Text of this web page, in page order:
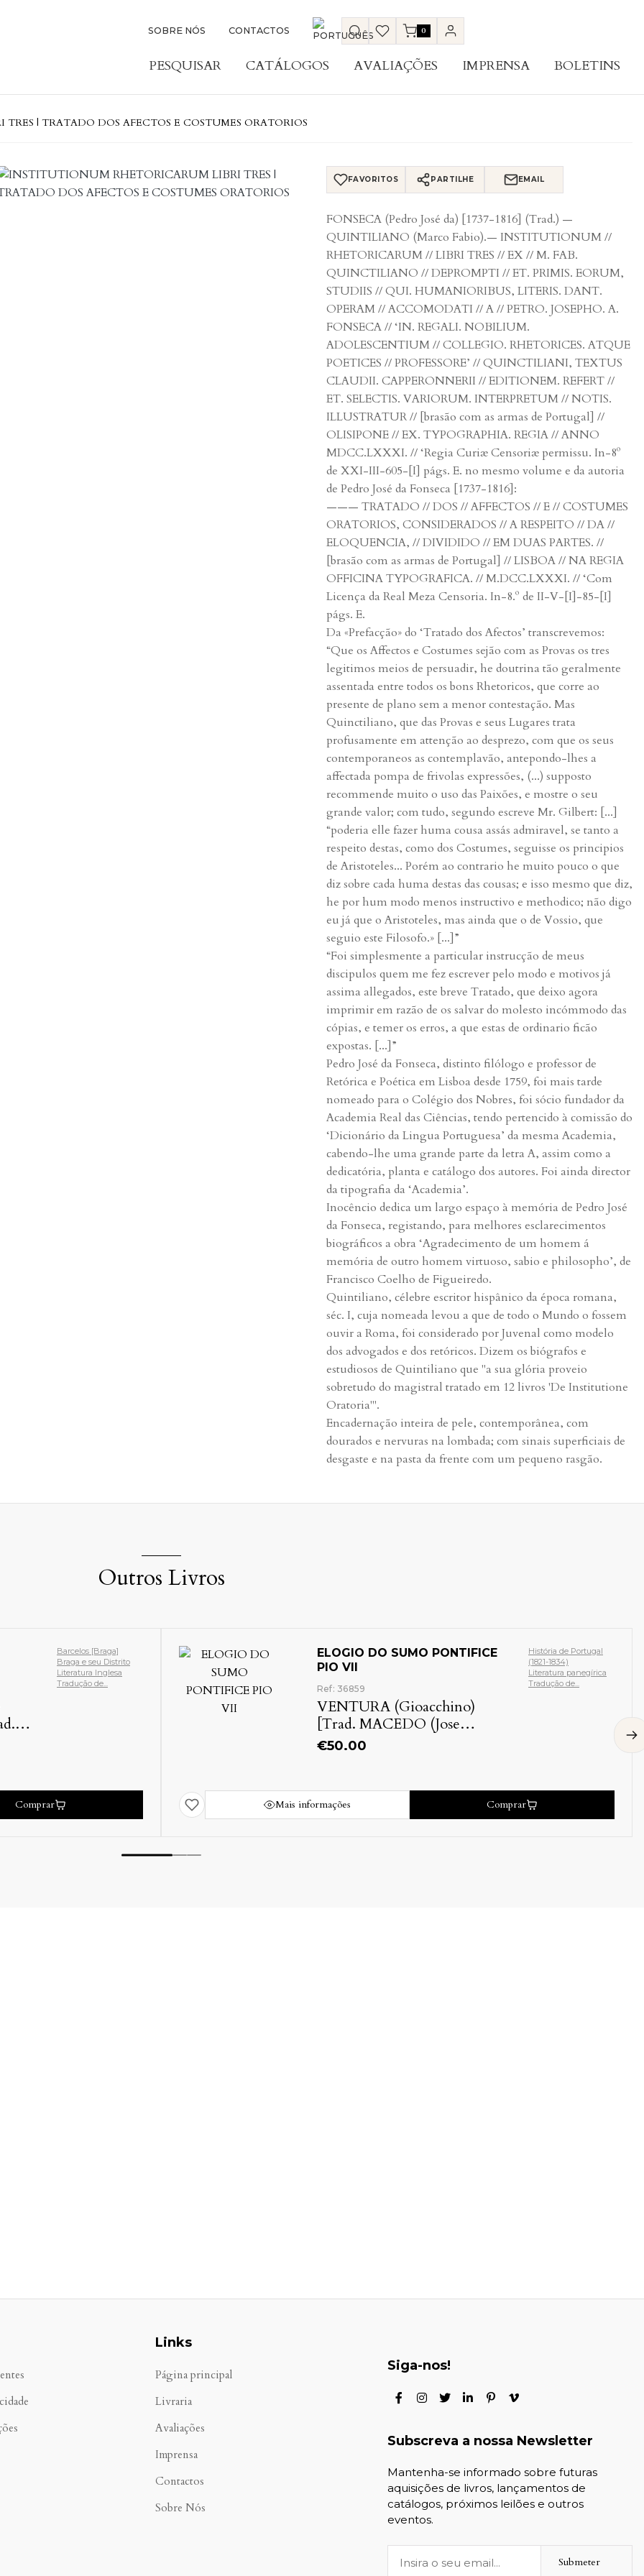
SOBRE NÓS CONTACTOS 0
PESQUISAR CATÁLOGOS AVALIAÇÕES IMPRENSA BOLETINS
| TRATADO DOS AFECTOS E COSTUMES ORATORIOS
FAVORITOS PARTILHE EMAIL
FONSECA (Pedro José da) [1737-1816] (Trad.) —
QUINTILIANO (Marco Fabio).— INSTITUTIONUM //
RHETORICARUM // LIBRI TRES // EX // M. FAB.
QUINCTILIANO // DEPROMPTI // ET. PRIMIS. EORUM,
STUDIIS // QUI. HUMANIORIBUS, LITERIS. DANT.
OPERAM // ACCOMODATI // A // PETRO. JOSEPHO. A.
FONSECA // ‘IN. REGALI. NOBILIUM.
ADOLESCENTIUM // COLLEGIO. RHETORICES. ATQUE
POETICES // PROFESSORE’ // QUINCTILIANI, TEXTUS
CLAUDII. CAPPERONNERII // EDITIONEM. REFERT //
ET. SELECTIS. VARIORUM. INTERPRETUM // NOTIS.
ILLUSTRATUR // [brasão com as armas de Portugal] //
OLISIPONE // EX. TYPOGRAPHIA. REGIA // ANNO
MDCC.LXXXI. // ‘Regia Curiæ Censoriæ permissu. In-8º
de XXI-III-605-[I] págs. E. no mesmo volume e da autoria
de Pedro José da Fonseca [1737-1816]:
——— TRATADO // DOS // AFFECTOS // E // COSTUMES
ORATORIOS, CONSIDERADOS // A RESPEITO // DA //
ELOQUENCIA, // DIVIDIDO // EM DUAS PARTES. //
[brasão com as armas de Portugal] // LISBOA // NA REGIA
OFFICINA TYPOGRAFICA. // M.DCC.LXXXI. // ‘Com
Licença da Real Meza Censoria. In-8.º de II-V-[I]-85-[I]
págs. E.
Da «Prefacção» do ‘Tratado dos Afectos’ transcrevemos:
“Que os Affectos e Costumes sejão com as Provas os tres
legitimos meios de persuadir, he doutrina tão geralmente
assentada entre todos os bons Rhetoricos, que corre ao
presente de plano sem a menor contestação. Mas
Quinctiliano, que das Provas e seus Lugares trata
profusamente em attenção ao desprezo, com que os seus
contemporaneos as contemplavão, antepondo-lhes a
affectada pompa de frivolas expressões, (...) supposto
recommende muito o uso das Paixões, e mostre o seu
grande valor; com tudo, segundo escreve Mr. Gilbert: [...]
“poderia elle fazer huma cousa assás admiravel, se tanto a
respeito destas, como dos Costumes, seguisse os principios
de Aristoteles... Porém ao contrario he muito pouco o que
diz sobre cada huma destas das cousas; e isso mesmo que diz,
he por hum modo menos instructivo e methodico; não digo
eu já que o Aristoteles, mas ainda que o de Vossio, que
seguio este Filosofo.» [...]”
“Foi simplesmente a particular instrucção de meus
discipulos quem me fez escrever pelo modo e motivos já
assima allegados, este breve Tratado, que deixo agora
imprimir em razão de os salvar do molesto incómmodo das
cópias, e temer os erros, a que estas de ordinario ficão
expostas. [...]”
Pedro José da Fonseca, distinto filólogo e professor de
Retórica e Poética em Lisboa desde 1759, foi mais tarde
nomeado para o Colégio dos Nobres, foi sócio fundador da
Academia Real das Ciências, tendo pertencido à comissão do
‘Dicionário da Lingua Portuguesa’ da mesma Academia,
cabendo-lhe uma grande parte da letra A, assim como a
dedicatória, planta e catálogo dos autores. Foi ainda director
da tipografia da ‘Academia’.
Inocêncio dedica um largo espaço à memória de Pedro José
da Fonseca, registando, para melhores esclarecimentos
biográficos a obra ‘Agradecimento de um homem á
memória de outro homem virtuoso, sabio e philosopho’, de
Francisco Coelho de Figueiredo.
Quintiliano, célebre escritor hispânico da época romana,
séc. I, cuja nomeada levou a que de todo o Mundo o fossem
ouvir a Roma, foi considerado por Juvenal como modelo
dos advogados e dos retóricos. Dizem os biógrafos e
estudiosos de Quintiliano que "a sua glória proveio
sobretudo do magistral tratado em 12 livros 'De Institutione
Oratoria'".
Encadernação inteira de pele, contemporânea, com
dourados e nervuras na lombada; com sinais superficiais de
desgaste e na pasta da frente com um pequeno rasgão.
Outros Livros
Barcelos [Braga]
Braga e seu Distrito
Literatura Inglesa
Tradução de...
Comprar
ELOGIO DO SUMO PONTIFICE
PIO VII
Ref: 36859
VENTURA (Gioacchino)
[Trad. MACEDO (Jose
Agostinho de)]
€50.00
História de Portugal
(1821-1834)
Literatura panegírica
Tradução de...
Mais informações Comprar
Links
Página principal
Livraria
Avaliações
Imprensa
Contactos
Sobre Nós
Siga-nos!
Subscreva a nossa Newsletter
Mantenha-se informado sobre futuras
aquisições de livros, lançamentos de
catálogos, próximos leilões e outros
eventos.
Submeter